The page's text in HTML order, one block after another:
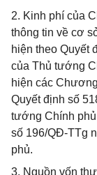
2. Kinh phí của
thông tin về cơ
hiện theo Quyết
của Thủ tướng
hiện các
Quyết định số
tướng Chính
số 196/QĐ-TTg
phủ.
3. Nguồn vốn